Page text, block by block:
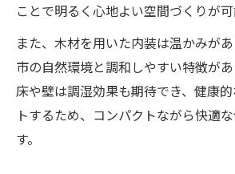
予算内で理想を叶えるコン
び
将来を考えたバリアフリー
生活スタイルに合うコンパ
極め方
ことで明るく心地よい空間づくりが可
また、木材を用いた内装は温かみが
市の自然環境と調和しやすい特徴が
床や壁は調湿効果も期待でき、健康
トするため、コンパクトながら快適
す。